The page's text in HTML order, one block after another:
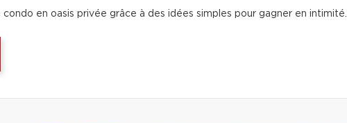
condo en oasis privée grâce à des idées simples pour gagner en intimité.